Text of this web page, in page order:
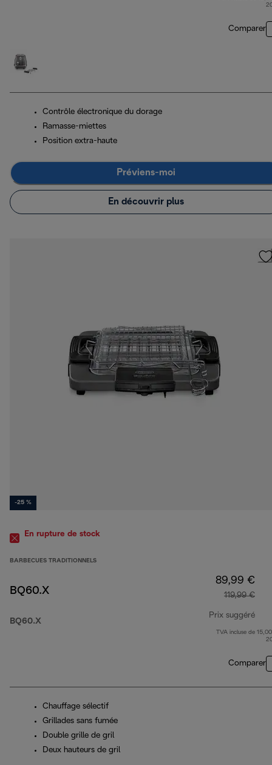
Comparer
Contrôle électronique du dorage
Ramasse-miettes
Position extra-haute
Préviens-moi
En découvrir plus
-25 %
En rupture de stock
BARBECUES TRADITIONNELS
BQ60.X
BQ60.X
89,99 €
119,99 €
Prix suggéré
prix
TVA incluse de
Comparer
Chauffage sélectif
Grillades sans fumée
Double grille de gril
Deux hauteurs de gril